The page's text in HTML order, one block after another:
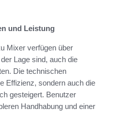
und Leistung
Mixer verfügen über
Lage sind, auch die
Die technischen
Effizienz, sondern auch die
gesteigert. Benutzer
Handhabung und einer